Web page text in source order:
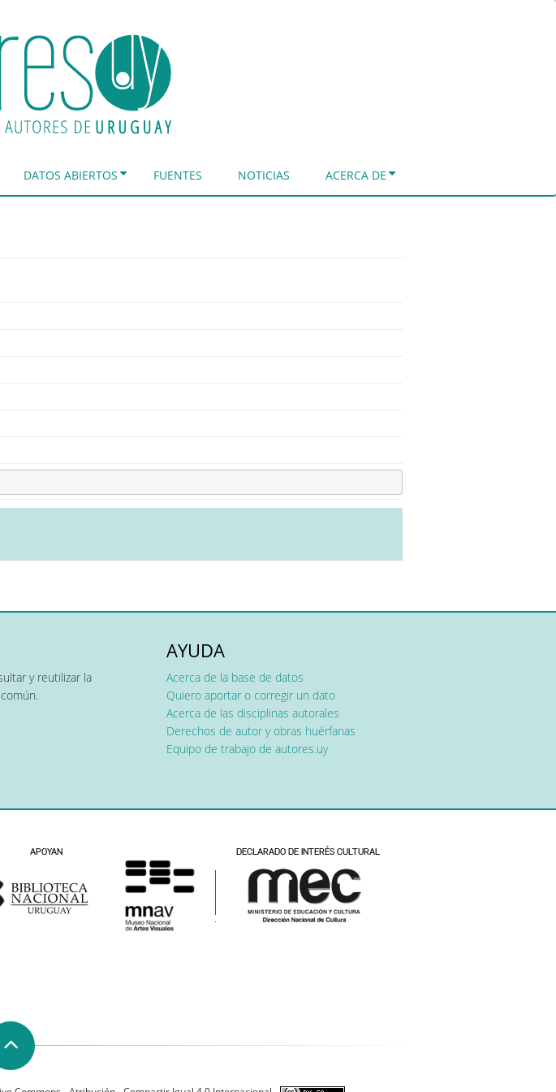
DATOS ABIERTOS FUENTES NOTICIAS ACERCA DE
y reutilizar la
AYUDA
Acerca de la base de datos
Quiero aportar o corregir un dato
Acerca de las disciplinas autorales
Derechos de autor y obras huérfanas
Equipo de trabajo de autores.uy